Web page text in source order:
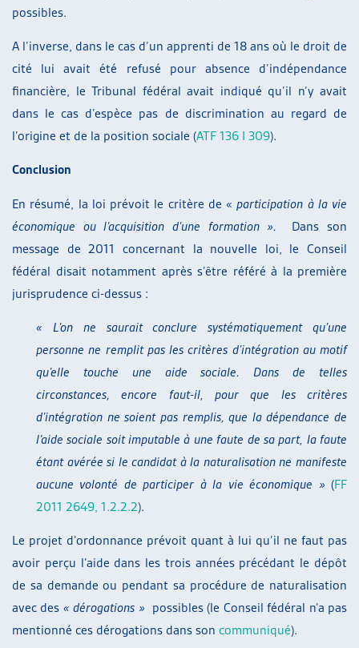
possibles.
A l’inverse, dans le cas d’un apprenti de 18 ans où le droit de
cité lui avait été refusé pour absence d’indépendance
financière, le Tribunal fédéral avait indiqué qu’il n’y avait
dans le cas d’espèce pas de discrimination au regard de
l’origine et de la position sociale (ATF 136 I 309).
Conclusion
En résumé, la loi prévoit le critère de «participation à la vie
économique ou l’acquisition d’une formation ». Dans son
message de 2011 concernant la nouvelle loi, le Conseil
fédéral disait notamment après s’être référé à la première
jurisprudence ci-dessus :
« L’on ne saurait conclure systématiquement qu’une
personne ne remplit pas les critères d’intégration au motif
qu’elle touche une aide sociale. Dans de telles
circonstances, encore faut-il, pour que les critères
d’intégration ne soient pas remplis, que la dépendance de
l’aide sociale soit imputable à une faute de sa part, la faute
étant avérée si le candidat à la naturalisation ne manifeste
aucune volonté de participer à la vie économique » (FF
2011 2649, 1.2.2.2).
Le projet d’ordonnance prévoit quant à lui qu’il ne faut pas
avoir perçu l’aide dans les trois années précédant le dépôt
de sa demande ou pendant sa procédure de naturalisation
avec des « dérogations » possibles (le Conseil fédéral n’a pas
mentionné ces dérogations dans son communiqué).